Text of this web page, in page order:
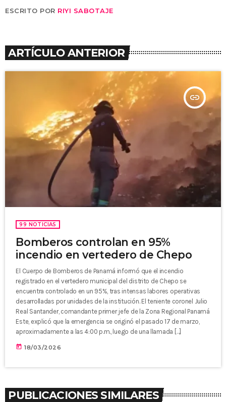
ESCRITO POR RIYI SABOTAJE
ARTÍCULO ANTERIOR
insert_link
99 NOTICIAS
Bomberos controlan en 95%
incendio en vertedero de Chepo
El Cuerpo de Bomberos de Panamá informó que el incendio
registrado en el vertedero municipal del distrito de Chepo se
encuentra controlado en un 95%, tras intensas labores operativas
desarrolladas por unidades de la institución. El teniente coronel Julio
Real Santander, comandante primer jefe de la Zona Regional Panamá
Este, explicó que la emergencia se originó el pasado 17 de marzo,
aproximadamente a las 4:00 p.m., luego de una llamada […]
today 18/03/2026
PUBLICACIONES SIMILARES